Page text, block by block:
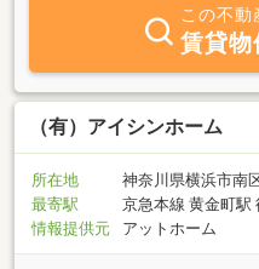
この不動
賃貸物
（有）アイシンホーム
所在地
神奈川県横浜市南
最寄駅
京急本線 黄金町駅
情報提供元
アットホーム